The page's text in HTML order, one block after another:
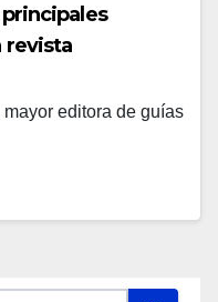
principales
revista
editora de guías